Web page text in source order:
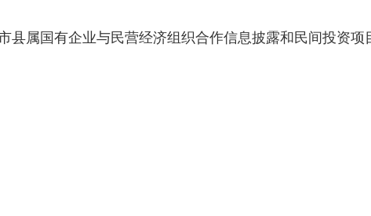
县属国有企业与民营经济组织合作信息披露和民间投资项